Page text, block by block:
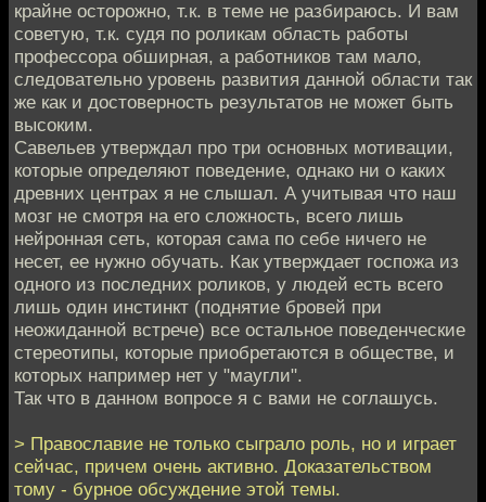
крайне осторожно, т.к. в теме не разбираюсь. И вам
советую, т.к. судя по роликам область работы
профессора обширная, а работников там мало,
следовательно уровень развития данной области так
же как и достоверность результатов не может быть
высоким.
Савельев утверждал про три основных мотивации,
которые определяют поведение, однако ни о каких
древних центрах я не слышал. А учитывая что наш
мозг не смотря на его сложность, всего лишь
нейронная сеть, которая сама по себе ничего не
несет, ее нужно обучать. Как утверждает госпожа из
одного из последних роликов, у людей есть всего
лишь один инстинкт (поднятие бровей при
неожиданной встрече) все остальное поведенческие
стереотипы, которые приобретаются в обществе, и
которых например нет у "маугли".
Так что в данном вопросе я с вами не соглашусь.
> Православие не только сыграло роль, но и играет
сейчас, причем очень активно. Доказательством
тому - бурное обсуждение этой темы.